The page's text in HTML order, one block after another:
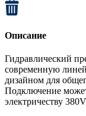
Описание
Гидравлический
современную
дизайном для
Подключение
электричеству